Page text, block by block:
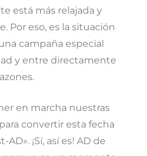
está más relajada y
Por eso, es la situación
campaña especial
y entre directamente
en marcha nuestras
convertir esta fecha
¡Sí, así es! AD de